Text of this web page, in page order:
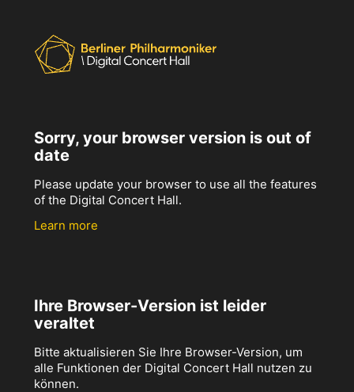
Sorry, your browser version is out of
date
Please update your browser to use all the features
of the Digital Concert Hall.
Learn more
Ihre Browser-Version ist leider
veraltet
Bitte aktualisieren Sie Ihre Browser-Version, um
alle Funktionen der Digital Concert Hall nutzen zu
können.